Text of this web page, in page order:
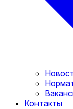
Контакты